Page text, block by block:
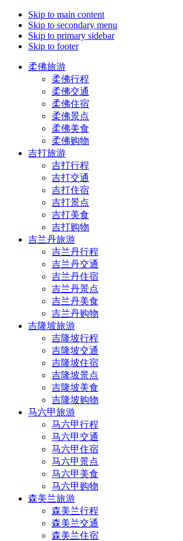
Skip to main content
Skip to secondary menu
Skip to primary sidebar
Skip to footer
柔佛旅游
柔佛行程
柔佛交通
柔佛住宿
柔佛景点
柔佛美食
柔佛购物
吉打旅游
吉打行程
吉打交通
吉打住宿
吉打景点
吉打美食
吉打购物
吉兰丹旅游
吉兰丹行程
吉兰丹交通
吉兰丹住宿
吉兰丹景点
吉兰丹美食
吉兰丹购物
吉隆坡旅游
吉隆坡行程
吉隆坡交通
吉隆坡住宿
吉隆坡景点
吉隆坡美食
吉隆坡购物
马六甲旅游
马六甲行程
马六甲交通
马六甲住宿
马六甲景点
马六甲美食
马六甲购物
森美兰旅游
森美兰行程
森美兰交通
森美兰住宿